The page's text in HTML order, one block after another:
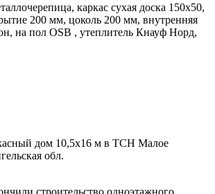
каркас сухая доска 150х50,
200 мм, цоколь 200 мм, внутренняя
на пол OSB , утеплитель Кнауф Норд,
дом 10,5х16 м в ТСН Малое
обл.
строительство одноэтажного